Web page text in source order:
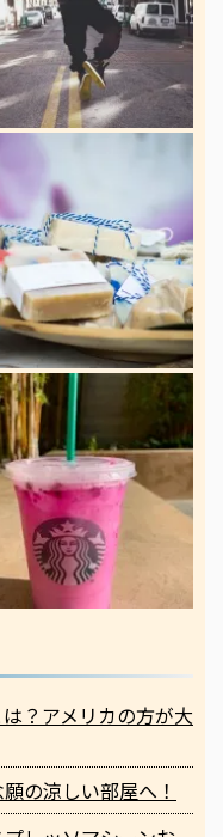
？アメリカの方が大
の涼しい部屋へ！